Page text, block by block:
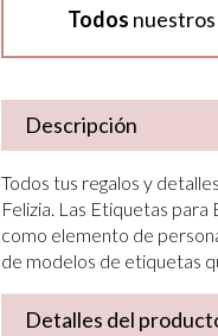
Todos
Descripción
Todos tus regalos y
Felizia. Las Etiquetas
como elemento de
de modelos de etiquetas
Detalles del